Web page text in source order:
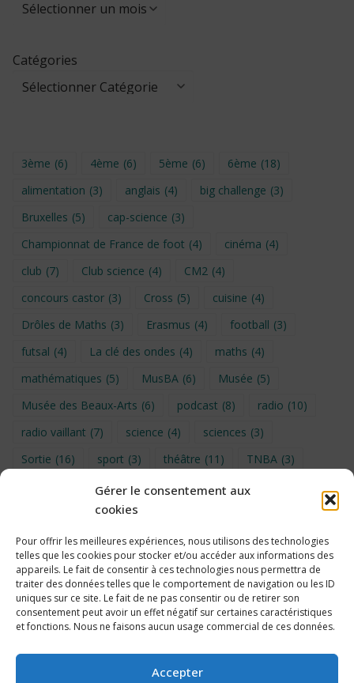
Gérer le consentement aux
cookies
Pour offrir les meilleures expériences, nous utilisons des technologies
telles que les cookies pour stocker et/ou accéder aux informations des
appareils. Le fait de consentir à ces technologies nous permettra de
traiter des données telles que le comportement de navigation ou les ID
uniques sur ce site. Le fait de ne pas consentir ou de retirer son
consentement peut avoir un effet négatif sur certaines caractéristiques
et fonctions. Nous ne faisons aucun usage commercial de ces données.
Accepter
Catégories
3ème (6) 4ème (6) 5ème (6) 6ème (18)
alimentation (3) anglais (4) big challenge (3)
Bruxelles (5) cap-science (3)
Championnat de France de foot (4) cinéma (4)
club (7) Club science (4) CM2 (4)
concours castor (3) Cross (5) cuisine (4)
Drôles de Maths (3) Erasmus (4) football (3)
futsal (4) La clé des ondes (4) maths (4)
mathématiques (5) MusBA (6) Musée (5)
Musée des Beaux-Arts (6) podcast (8) radio (10)
radio vaillant (7) science (4) sciences (3)
Sortie (16) sport (3) théâtre (11) TNBA (3)
UNSS (9) upe2a (7) vidéo
Voyage en provence 2026
Voyage à Bruxelles 2024 (4) Wahid Chakib (4)
éco-délégués (7)
Politique de cookies